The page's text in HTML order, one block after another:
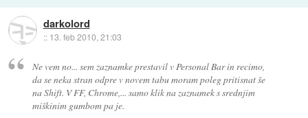
darkolord
:: 13. feb 2010, 21:03
Ne vem no... sem zaznamke prestavil v Personal Bar in recimo,
da se neka stran odpre v novem tabu moram poleg pritisnat še
na Shift. V FF, Chrome,... samo klik na zaznamek s srednjim
miškinim gumbom pa je.